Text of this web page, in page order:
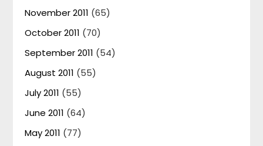
November 2011 (65)
October 2011 (70)
September 2011 (54)
August 2011 (55)
July 2011 (55)
June 2011 (64)
May 2011 (77)